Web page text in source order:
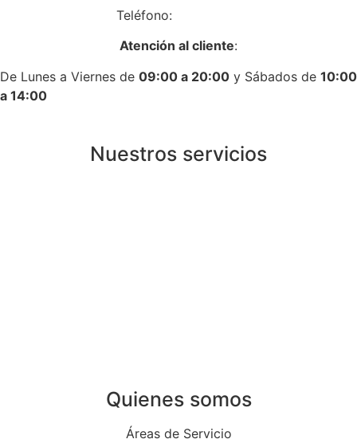
Teléfono:
Atención al cliente:
De Lunes a Viernes de 09:00 a 20:00 y Sábados de 10:00
a 14:00
Nuestros servicios
Quienes somos
Áreas de Servicio